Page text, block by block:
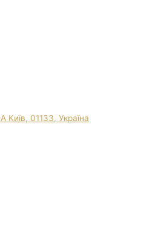
Київ, 01133, Україна